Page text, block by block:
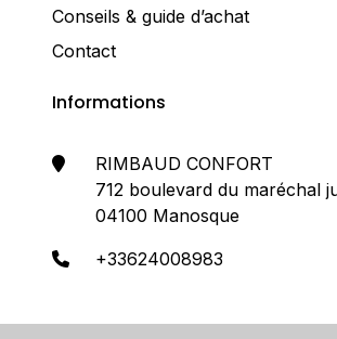
Conseils & guide d’achat
Contact
Informations
RIMBAUD CONFORT
712 boulevard du maréchal
04100 Manosque
+33624008983